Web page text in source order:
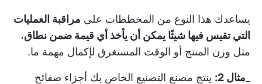
يساعدك هذا النوع من المخططات على مراقبة العمليات
التي تقيس فيها شيئًا يمكن أن يأخذ أي قيمة ضمن نطاق،
مثل وزن المنتج أو الوقت المستغرق لإكمال مهمة ما.
مثال 2:
ينتج مصنع التصنيع الخاص بك أجزاء صفائح